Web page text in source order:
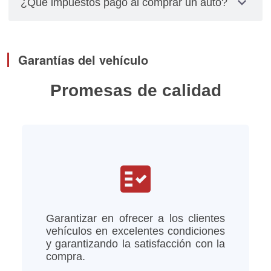
relacionados con placas, cambios de propietarios
¿Qué impuestos pago al comprar un auto?
tomando en cuenta el año del modelo del vehículo
Garantías del vehículo
Promesas de calidad
fact_check
Garantizar en ofrecer a los clientes
vehículos en excelentes condiciones
y garantizando la satisfacción con la
compra.